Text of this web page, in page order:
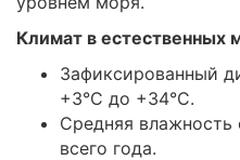
Климат в естественных
Зафиксированный
+3°C до +34°C.
Средняя влажность
всего года.